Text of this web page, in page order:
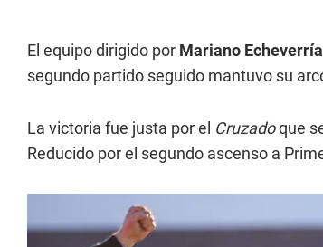
El equipo dirigido por Mariano Echeverría
segundo partido seguido mantuvo su
La victoria fue justa por el Cruzadoque
Reducido por el segundo ascenso a